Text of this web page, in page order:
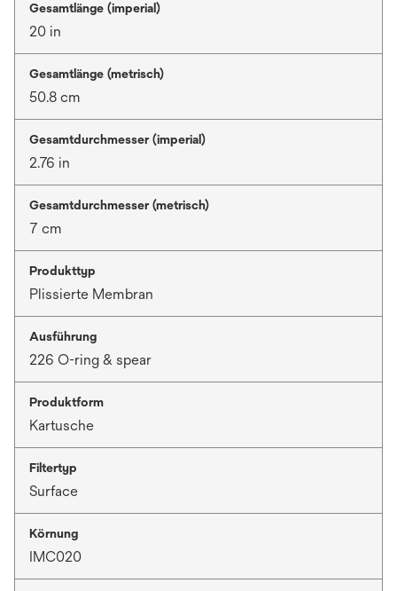
Gesamtlänge (imperial)
20 in
Gesamtlänge (metrisch)
50.8 cm
Gesamtdurchmesser (imperial)
2.76 in
Gesamtdurchmesser (metrisch)
7 cm
Produkttyp
Plissierte Membran
Ausführung
226 O-ring & spear
Produktform
Kartusche
Filtertyp
Surface
Körnung
IMC020